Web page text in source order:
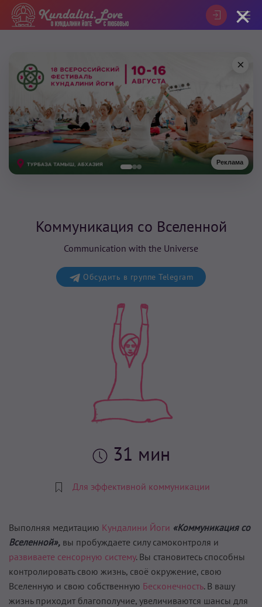
Реклама
×
Коммуникация cо Вселенной
Communication with the Universe
Обсудить в группе Telegram
31 мин
Для эффективной коммуникации
Выполняя медитацию Кундалини Йоги «Коммуникация со
Вселенной», вы пробуждаете силу самоконтроля и
развиваете сенсорную систему. Вы становитесь способны
контролировать свою жизнь, своё окружение, свою
Вселенную и свою собственную Бесконечность. В вашу
жизнь приходит благополучие, увеличиваются шансы для
×